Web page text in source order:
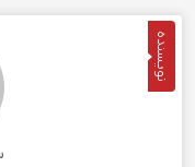
نویسنده